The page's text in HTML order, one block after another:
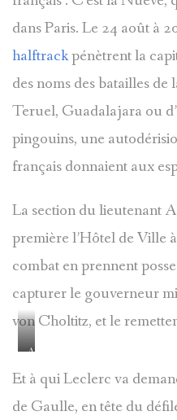
dans Paris. Le 24 août à
halftrackpénètrent la
des noms des batailles
Teruel, Guadalajara ou
pingouins, une
français donnaient aux
La section du lieutenant
première l’Hôtel de Ville
combat en prennent
capturer le gouverneur
von Choltitz, et le
Amado
Granell
Et à qui Leclerc va
de Gaulle, en tête du